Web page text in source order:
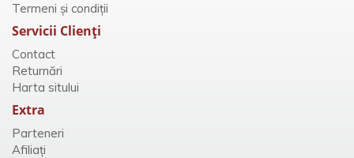
Termeni și condiții
Servicii Clienţi
Contact
Returnări
Harta sitului
Extra
Parteneri
Afiliaţi